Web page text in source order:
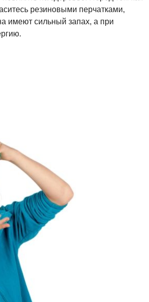
резиновыми перчатками,
имеют сильный запах, а при